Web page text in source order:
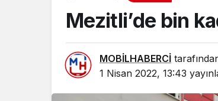
Mezitli’de bin
MOBİLHABERCİ
1 Nisan 2022, 13:43